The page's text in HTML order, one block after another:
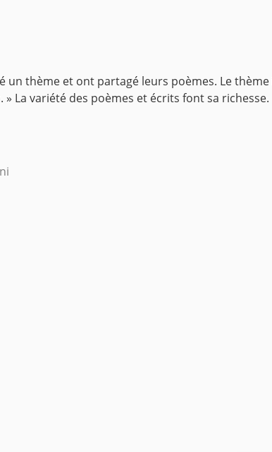
thème et ont partagé leurs poèmes. Le thème
La variété des poèmes et écrits font sa richesse.